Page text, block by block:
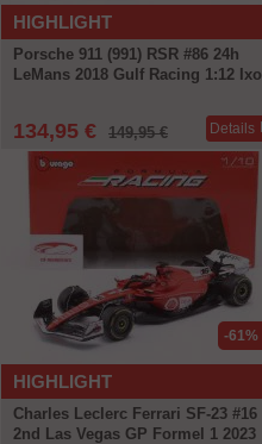
HIGHLIGHT
Porsche 911 (991) RSR #86 24h
LeMans 2018 Gulf Racing 1:12 Ixo
134,95 € 149,95 € Details
HIGHLIGHT
-61%
Charles Leclerc Ferrari SF-23 #16
2nd Las Vegas GP Formel 1 2023